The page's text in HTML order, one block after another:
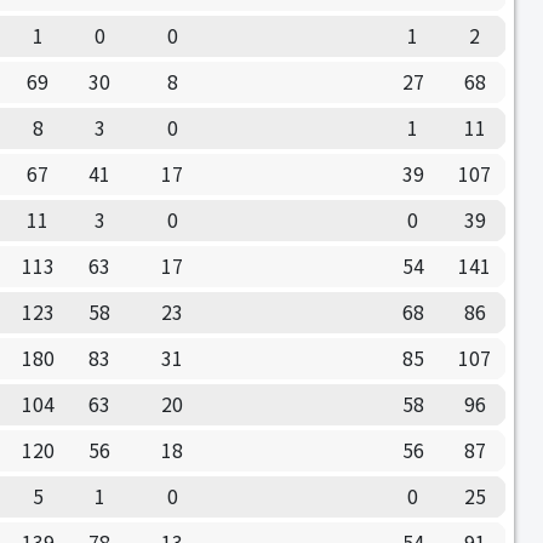
1
0 0 1
2
69
30 8 27
68
8
3 0 1
11
67
41 17 39
107
11
3 0 0
39
113
63 17 54
141
123
58 23 68
86
180
83 31 85
107
104
63 20 58
96
120
56 18 56
87
5
1 0 0
25